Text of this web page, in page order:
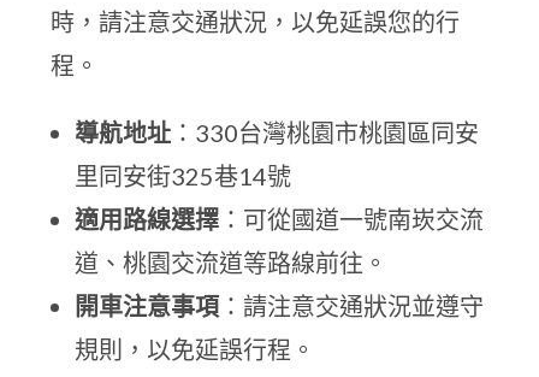
時，請注意交通狀況，以免延誤您的行
程。
導航地址 ：330台灣桃園市桃園區同安
里同安街325巷14號
適用路線選擇 ：可從國道一號南崁交流
道、桃園交流道等路線前往。
開車注意事項 ：請注意交通狀況並遵守
規則，以免延誤行程。